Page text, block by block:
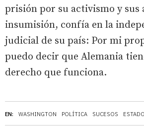
EN: WASHINGTON POLÍTICA SUCESOS
prisión por su activismo y sus
insumisión, confía en la
judicial de su país: Por mi
puedo decir que Alemania
derecho que funciona.